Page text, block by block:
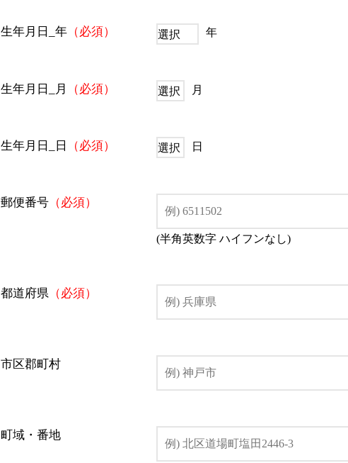
生年月日_年 （必須） 年
生年月日_月 （必須） 月
生年月日_日 （必須） 日
郵便番号 （必須）
(半角英数字 ハイフンなし)
都道府県 （必須）
市区郡町村
町域・番地